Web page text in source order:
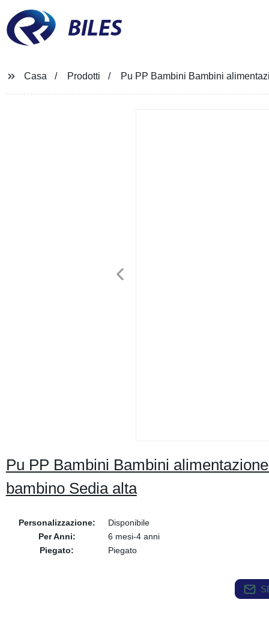
BILES
Casa Prodotti Pu PP Bambini Bambini
Pu PP Bambini Bambini
bambino Sedia alta
Personalizzazione:
Disponibile
Per Anni:
6 mesi-4 anni
Piegato:
Piegato